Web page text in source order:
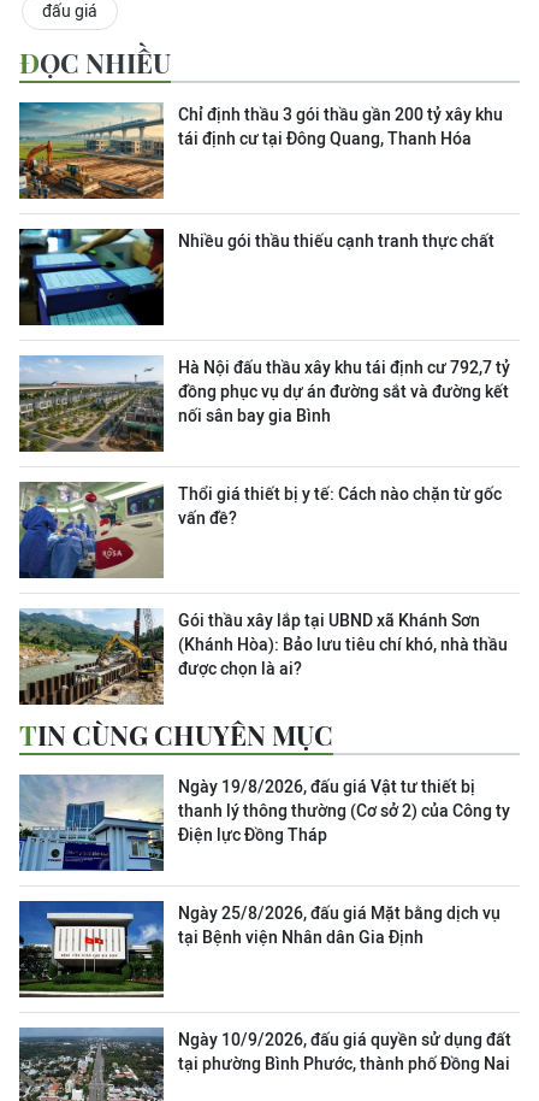
đấu giá
ĐỌC NHIỀU
Chỉ định thầu 3 gói thầu gần 200 tỷ xây khu
tái định cư tại Đông Quang, Thanh Hóa
Nhiều gói thầu thiếu cạnh tranh thực chất
Hà Nội đấu thầu xây khu tái định cư 792,7 tỷ
đồng phục vụ dự án đường sắt và đường kết
nối sân bay gia Bình
Thổi giá thiết bị y tế: Cách nào chặn từ gốc
vấn đề?
Gói thầu xây lắp tại UBND xã Khánh Sơn
(Khánh Hòa): Bảo lưu tiêu chí khó, nhà thầu
được chọn là ai?
TIN CÙNG CHUYÊN MỤC
Ngày 19/8/2026, đấu giá Vật tư thiết bị
thanh lý thông thường (Cơ sở 2) của Công ty
Điện lực Đồng Tháp
Ngày 25/8/2026, đấu giá Mặt bằng dịch vụ
tại Bệnh viện Nhân dân Gia Định
Ngày 10/9/2026, đấu giá quyền sử dụng đất
tại phường Bình Phước, thành phố Đồng Nai